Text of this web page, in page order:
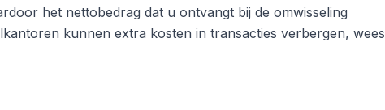
het nettobedrag dat u ontvangt bij de omwisseling
kunnen extra kosten in transacties verbergen, wees